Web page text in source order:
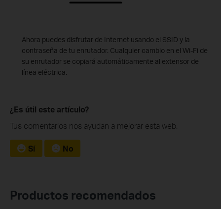
Ahora puedes disfrutar de Internet usando el SSID y la
contraseña de tu enrutador. Cualquier cambio en el Wi-Fi de
su enrutador se copiará automáticamente al extensor de
línea eléctrica.
¿Es útil este artículo?
Tus comentarios nos ayudan a mejorar esta web.
Sí No
Productos recomendados